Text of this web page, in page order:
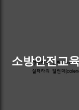
소방안전교